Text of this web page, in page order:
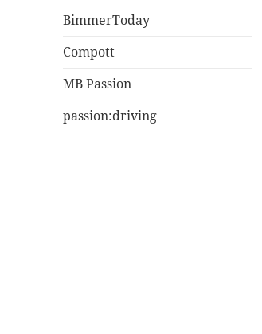
BimmerToday
Compott
MB Passion
passion:driving